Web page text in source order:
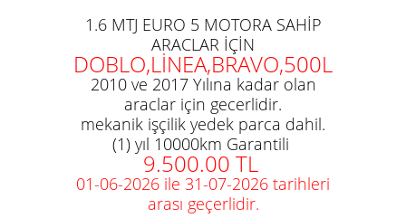
1.6 MTJ EURO 5 MOTORA SAHİP
ARACLAR İÇİN
DOBLO,LİNEA,BRAVO,500L
2010 ve 2017 Yılına kadar olan
araclar için gecerlidir.
mekanik işçilik yedek parca dahil.
(1) yıl 10000km Garantili
9.500.00 TL
01-06-2026 ile 31-07-2026 tarihleri
arası geçerlidir.